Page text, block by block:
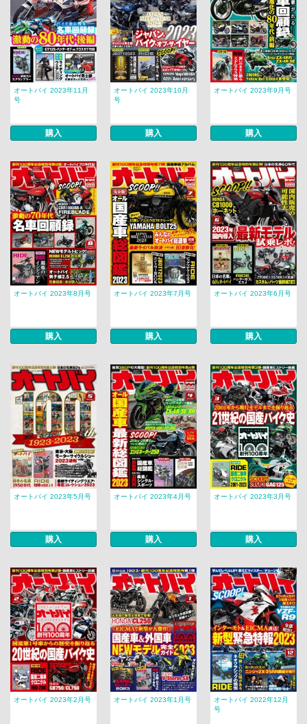
オートバイ 2023年11月
号
購入
オートバイ 2023年10月
号
購入
オートバイ 2023年9月号
購入
オートバイ 2023年8月号
購入
オートバイ 2023年7月号
購入
オートバイ 2023年6月号
購入
オートバイ 2023年5月号
購入
オートバイ 2023年4月号
購入
オートバイ 2023年3月号
購入
オートバイ 2023年2月号 オートバイ 2023年1月号
オートバイ 2022年12月
号